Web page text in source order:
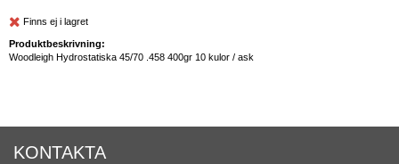
Finns ej i lagret
Produktbeskrivning:
Woodleigh Hydrostatiska 45/70 .458 400gr 10 kulor / ask
KONTAKTA